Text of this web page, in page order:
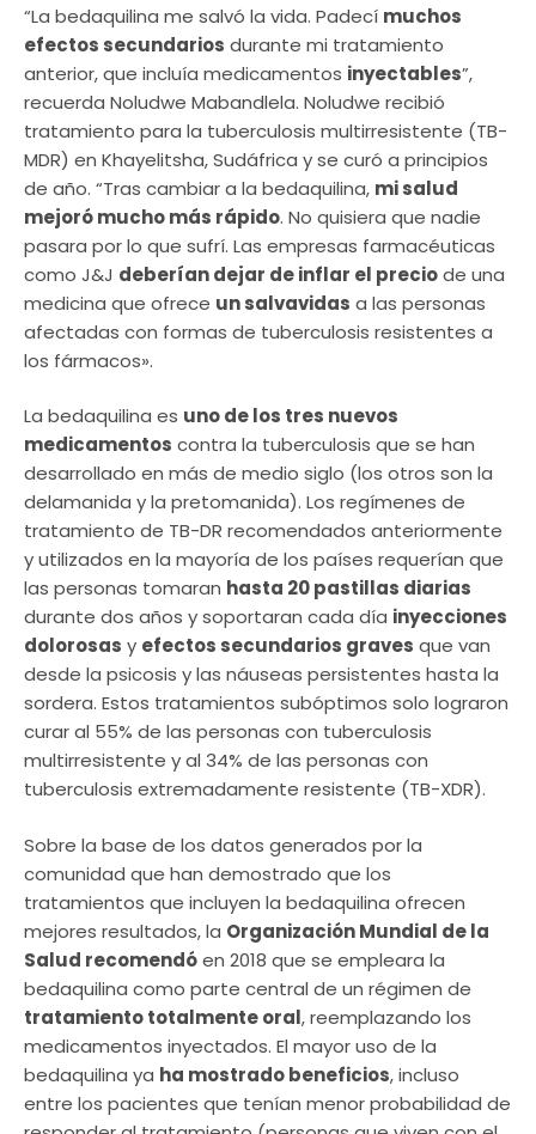
“La bedaquilina me salvó la vida. Padecí muchos
efectos secundarios durante mi tratamiento
anterior, que incluía medicamentos inyectables”,
recuerda Noludwe Mabandlela. Noludwe recibió
tratamiento para la tuberculosis multirresistente (TB-
MDR) en Khayelitsha, Sudáfrica y se curó a principios
de año. “Tras cambiar a la bedaquilina, mi salud
mejoró mucho más rápido. No quisiera que nadie
pasara por lo que sufrí. Las empresas farmacéuticas
como J&J deberían dejar de inflar el preciode una
medicina que ofrece un salvavidas a las personas
afectadas con formas de tuberculosis resistentes a
los fármacos».
La bedaquilina es uno de los tres nuevos
medicamentos contra la tuberculosis que se han
desarrollado en más de medio siglo (los otros son la
delamanida y la pretomanida). Los regímenes de
tratamiento de TB-DR recomendados anteriormente
y utilizados en la mayoría de los países requerían que
las personas tomaran hasta 20 pastillas diarias
durante dos años y soportaran cada día inyecciones
dolorosas y efectos secundarios graves que van
desde la psicosis y las náuseas persistentes hasta la
sordera. Estos tratamientos subóptimos solo lograron
curar al 55% de las personas con tuberculosis
multirresistente y al 34% de las personas con
tuberculosis extremadamente resistente (TB-XDR).
Sobre la base de los datos generados por la
comunidad que han demostrado que los
tratamientos que incluyen la bedaquilina ofrecen
mejores resultados, la Organización Mundial de la
Salud recomendóen 2018 que se empleara la
bedaquilina como parte central de un régimen de
tratamiento totalmente oral, reemplazando los
medicamentos inyectados. El mayor uso de la
bedaquilina ya ha mostrado beneficios, incluso
entre los pacientes que tenían menor probabilidad de